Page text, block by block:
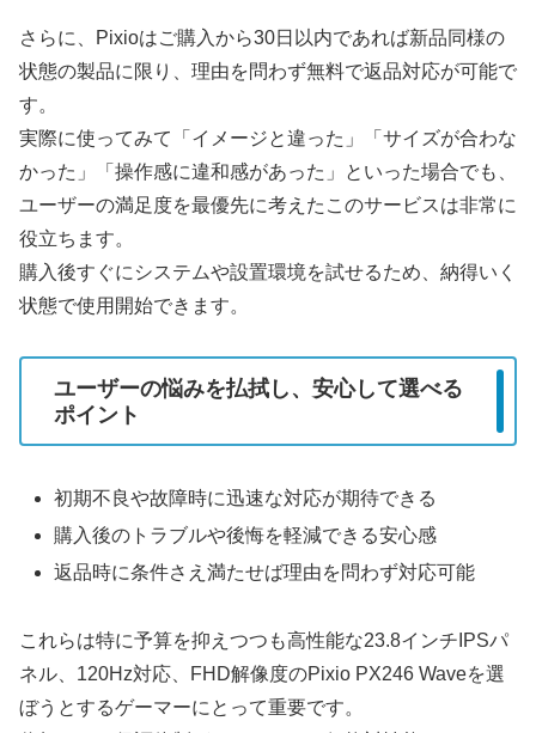
さらに、Pixioはご購入から30日以内であれば新品同様の
状態の製品に限り、理由を問わず無料で返品対応が可能で
す。
実際に使ってみて「イメージと違った」「サイズが合わな
かった」「操作感に違和感があった」といった場合でも、
ユーザーの満足度を最優先に考えたこのサービスは非常に
役立ちます。
購入後すぐにシステムや設置環境を試せるため、納得いく
状態で使用開始できます。
ユーザーの悩みを払拭し、安心して選べる
ポイント
初期不良や故障時に迅速な対応が期待できる
購入後のトラブルや後悔を軽減できる安心感
返品時に条件さえ満たせば理由を問わず対応可能
これらは特に予算を抑えつつも高性能な23.8インチIPSパ
ネル、120Hz対応、FHD解像度のPixio PX246 Waveを選
ぼうとするゲーマーにとって重要です。